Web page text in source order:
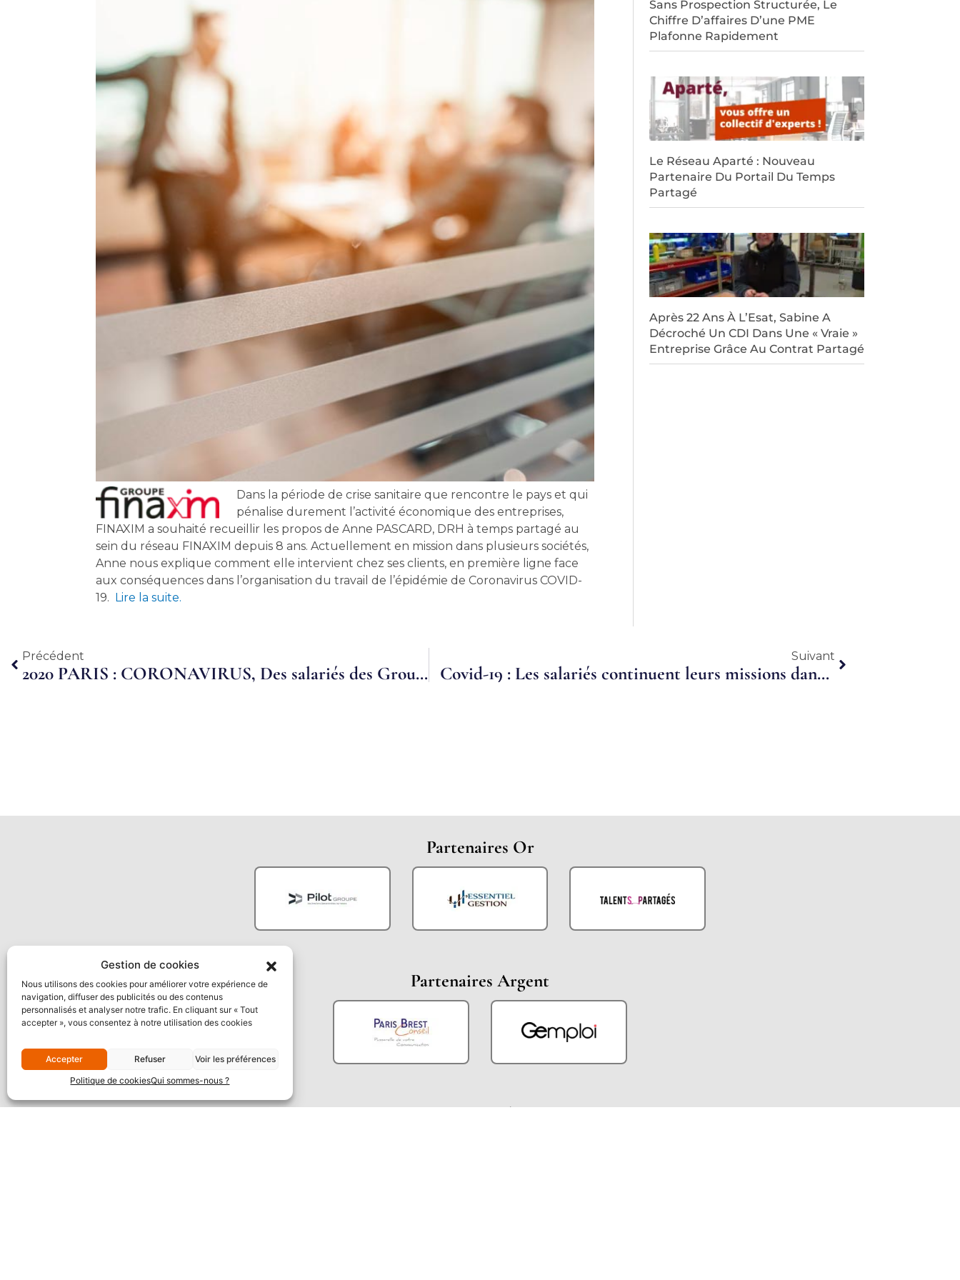
Gestion de cookies
Nous utilisons des cookies pour améliorer votre expérience de
navigation, diffuser des publicités ou des contenus
personnalisés et analyser notre trafic. En cliquant sur « Tout
accepter », vous consentez à notre utilisation des cookies
Accepter Refuser
Voir les préférences
Politique de cookiesQui sommes-nous ?
Dans la période de crise sanitaire que rencontre le pays et qui
pénalise durement l’activité économique des entreprises,
FINAXIM a souhaité recueillir les propos de Anne PASCARD, DRH à temps partagé au
sein du réseau FINAXIM depuis 8 ans. Actuellement en mission dans plusieurs sociétés,
Anne nous explique comment elle intervient chez ses clients, en première ligne face
aux conséquences dans l’organisation du travail de l’épidémie de Coronavirus COVID-
19. Lire la suite.
Sans Prospection Structurée, Le
Chiffre D’affaires D’une PME
Plafonne Rapidement
Le Réseau Aparté : Nouveau
Partenaire Du Portail Du Temps
Partagé
Après 22 Ans À L’Esat, Sabine A
Décroché Un CDI Dans Une « Vraie »
Entreprise Grâce Au Contrat Partagé
Précédent
Précédent
2020 PARIS : CORONAVIRUS, Des salariés des Groupements d’Employeurs pour l’Insertion et la Qualification engagés durant la crise sanitaire
Suivant
Covid-19 : Les salariés continuent leurs missions dans les fermes
Partenaires Or
Partenaires Argent
Partenaires Techniques